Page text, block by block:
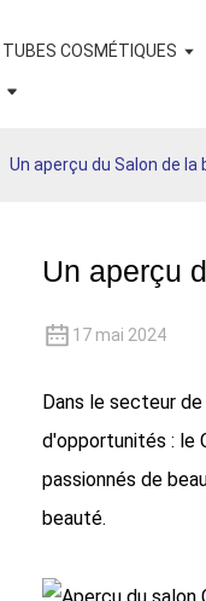
TUBES COSMÉTIQUES
Un aperçu du Salon de la
Un aperçu
17 mai 2024
Dans le secteur
d'opportunités : le
passionnés de
beauté.